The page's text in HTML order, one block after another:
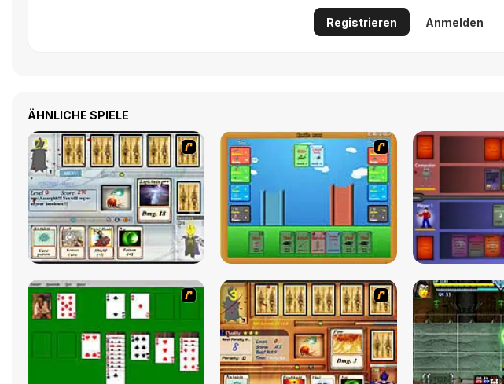
Registrieren Anmelden
ÄHNLICHE SPIELE